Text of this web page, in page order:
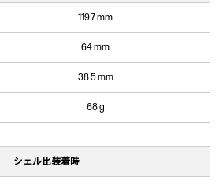
119.7 mm
64 mm
38.5 mm
68 g
シェル比装着時